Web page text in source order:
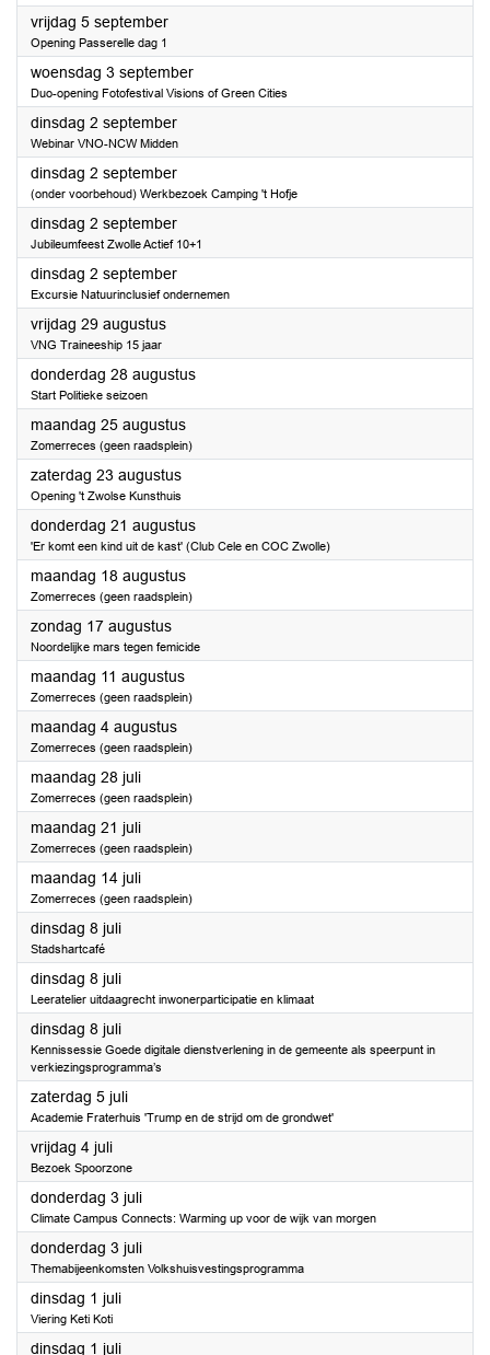
vrijdag 5 september2025
Opening Passerelle dag 1
woensdag 3 september2025
Duo-opening Fotofestival Visions of Green Cities
dinsdag 2 september2025
Webinar VNO-NCW Midden
dinsdag 2 september2025
(onder voorbehoud) Werkbezoek Camping 't Hofje
dinsdag 2 september2025
Jubileumfeest Zwolle Actief 10+1
dinsdag 2 september2025
Excursie Natuurinclusief ondernemen
vrijdag 29 augustus2025
VNG Traineeship 15 jaar
donderdag 28 augustus2025
Start Politieke seizoen
maandag 25 augustus2025
Zomerreces (geen raadsplein)
zaterdag 23 augustus2025
Opening 't Zwolse Kunsthuis
donderdag 21 augustus2025
'Er komt een kind uit de kast' (Club Cele en COC Zwolle)
maandag 18 augustus2025
Zomerreces (geen raadsplein)
zondag 17 augustus2025
Noordelijke mars tegen femicide
maandag 11 augustus2025
Zomerreces (geen raadsplein)
maandag 4 augustus2025
Zomerreces (geen raadsplein)
maandag 28 juli2025
Zomerreces (geen raadsplein)
maandag 21 juli2025
Zomerreces (geen raadsplein)
maandag 14 juli2025
Zomerreces (geen raadsplein)
dinsdag 8 juli2025
Stadshartcafé
dinsdag 8 juli2025
Leeratelier uitdaagrecht inwonerparticipatie en klimaat
dinsdag 8 juli2025
Kennissessie Goede digitale dienstverlening in de gemeente als speerpunt in
verkiezingsprogramma’s
zaterdag 5 juli2025
Academie Fraterhuis 'Trump en de strijd om de grondwet'
vrijdag 4 juli2025
Bezoek Spoorzone
donderdag 3 juli2025
Climate Campus Connects: Warming up voor de wijk van morgen
donderdag 3 juli2025
Themabijeenkomsten Volkshuisvestingsprogramma
dinsdag 1 juli2025
Viering Keti Koti
dinsdag 1 juli2025